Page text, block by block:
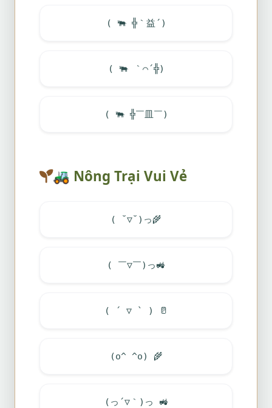
( 🐃╬｀益´)
( 🐃｀⌒´╬)
( 🐃╬￣皿￣)
🚜 Nông Trại Vui Vẻ
( ˘▽˘)っ🌾
( ￣▽￣)っ🚜
( ´ ▽ ` ) 🥛
(o^ ^o) 🌾
(っ´▽｀)っ 🚜